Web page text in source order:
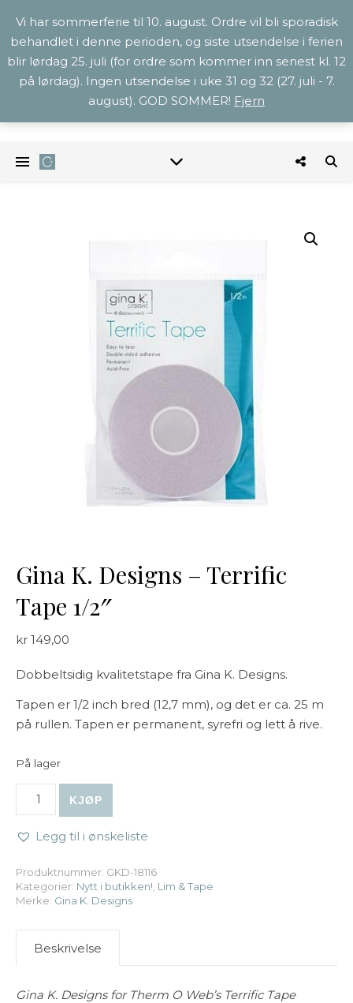
Gina K. Designs – Terrific
Tape 1/2″
kr 149,00
Dobbeltsidig kvalitetstape fra Gina K. Designs.
Tapen er 1/2 inch bred (12,7 mm), og det er ca. 25 m
på rullen. Tapen er permanent, syrefri og lett å rive.
På lager
KJØP
Legg til i ønskeliste
Produktnummer: GKD-18116
Kategorier: Nytt i butikken! Lim & Tape
Merke: Gina K. Designs
Beskrivelse
Gina K. Designs for Therm O Web’s Terrific Tape
Vi har sommerferie til 10. august. Ordre vil bli sporadisk
behandlet i denne perioden, og siste utsendelse i ferien
blir lørdag 25. juli (for ordre som kommer inn senest kl. 12
på lørdag). Ingen utsendelse i uke 31 og 32 (27. juli - 7.
august). GOD SOMMER! Fjern